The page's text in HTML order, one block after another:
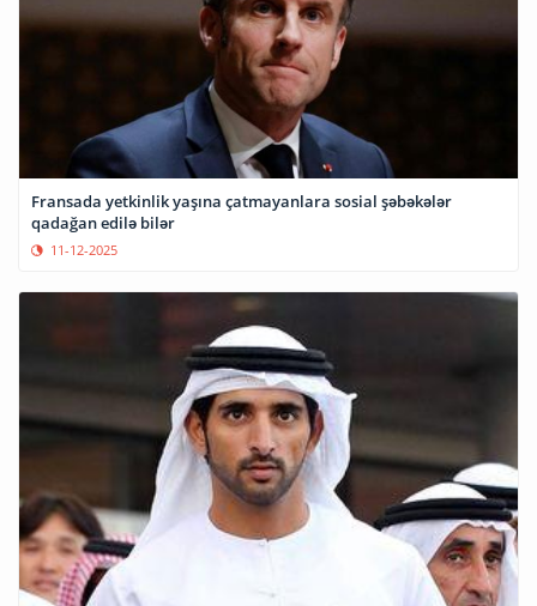
Fransada yetkinlik yaşına çatmayanlara sosial şəbəkələr
qadağan edilə bilər
11-12-2025